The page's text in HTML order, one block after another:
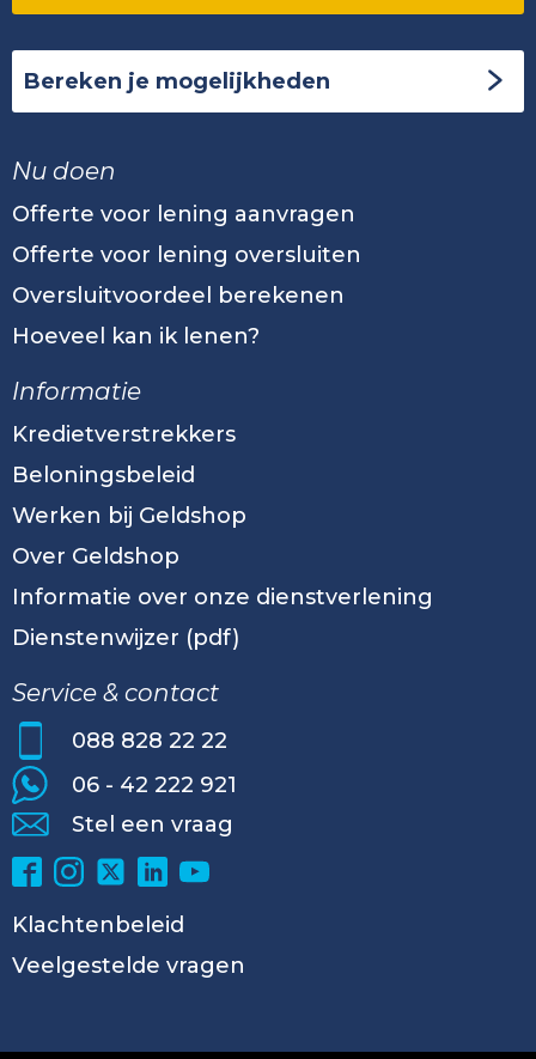
Bereken je mogelijkheden
Nu doen
Offerte voor lening aanvragen
Offerte voor lening oversluiten
Oversluitvoordeel berekenen
Hoeveel kan ik lenen?
Informatie
Kredietverstrekkers
Beloningsbeleid
Werken bij Geldshop
Over Geldshop
Informatie over onze dienstverlening
Dienstenwijzer (pdf)
Service & contact
088 828 22 22
06 - 42 222 921
Stel een vraag
Klachtenbeleid
Veelgestelde vragen